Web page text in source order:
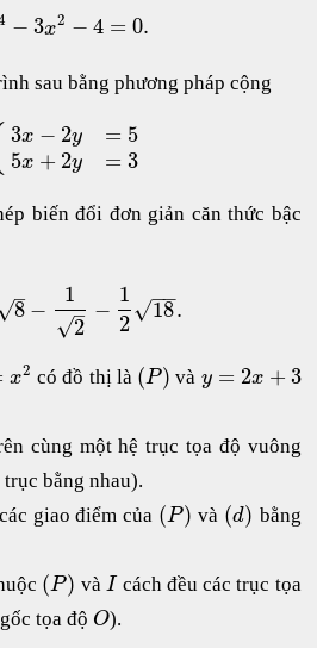
− 3x2 − 4 = 0.
sau bằng phương pháp cộng
3x − 2y
5x + 2y
= 5
= 3
biến đổi đơn giản căn thức bậc
8
– −
1
2
–
√
−
1
2
18
−−
√ .
x2 có đồ thị là (P) và y = 2x + 3
cùng một hệ trục tọa độ vuông
bằng nhau).
giao điểm của (P) và (d) bằng
(P) và Icách đều các trục tọa
tọa độ O).